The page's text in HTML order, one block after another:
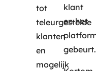
tot
teleurgestelde
klanten
en
mogelijk
klant
en het
gebeurt.